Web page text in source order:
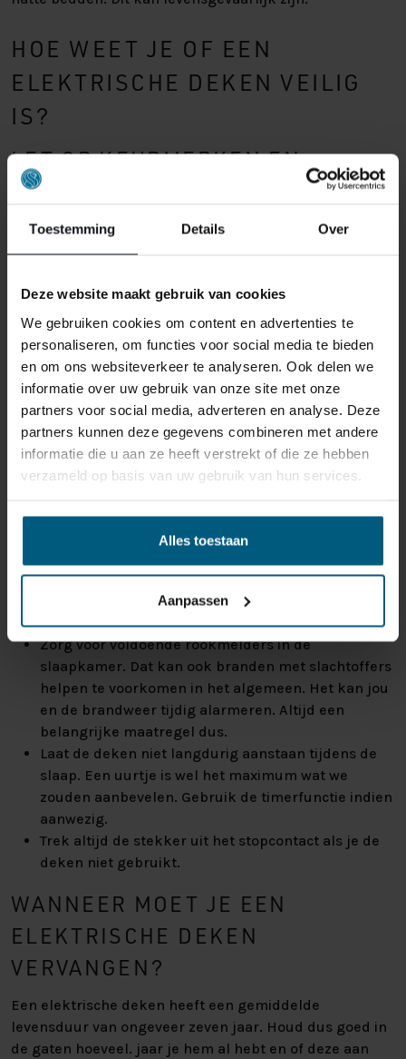
Toestemming Details Over
Deze website maakt gebruik van cookies
We gebruiken cookies om content en advertenties te
personaliseren, om functies voor social media te bieden
en om ons websiteverkeer te analyseren. Ook delen we
informatie over uw gebruik van onze site met onze
partners voor social media, adverteren en analyse. Deze
partners kunnen deze gegevens combineren met andere
informatie die u aan ze heeft verstrekt of die ze hebben
verzameld op basis van uw gebruik van hun services.
Alles toestaan
Aanpassen
HOE WEET JE OF EEN
ELEKTRISCHE DEKEN VEILIG
IS?
LET OP KEURMERKEN EN
CERTIFICATEN
Koop alleen producten die voldoen aan bepaalde
Europese normen en voorzien zijn van:
CE-markering
KEMA-KEUR
TÜV-certificaat
Deze geven aan dat het product getest is en voldoet aan
strenge eisen voor veiligheid, kwaliteit en
duurzaamheid. Een gecertificeerd product verkleint de
kans op brandgevaar aanzienlijk.
GEBRUIKSTIPS VOOR VEILIG
GEBRUIK
gebruikt.
Vermijd dat de deken wordt gevouwen, gerold of
opgevouwen bij opslag.
Zorg voor voldoende rookmelders in de
slaapkamer. Dat kan ook branden met slachtoffers
helpen te voorkomen in het algemeen. Het kan jou
en de brandweer tijdig alarmeren. Altijd een
belangrijke maatregel dus.
Laat de deken niet langdurig aanstaan tijdens de
slaap. Een uurtje is wel het maximum wat we
zouden aanbevelen. Gebruik de timerfunctie indien
aanwezig.
Trek altijd de stekker uit het stopcontact als je de
deken niet gebruikt.
WANNEER MOET JE EEN
ELEKTRISCHE DEKEN
VERVANGEN?
Een elektrische deken heeft een gemiddelde
levensduur van ongeveer zeven jaar. Houd dus goed in
de gaten hoeveel. jaar je hem al hebt en of deze aan